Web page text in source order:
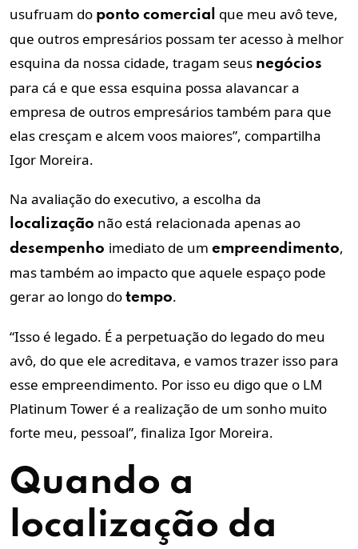
usufruam do ponto comercial
que meu avô teve,
que outros empresários possam ter acesso à melhor
esquina da nossa cidade, tragam seus negócios
para cá e que essa esquina possa alavancar a
empresa de outros empresários também para que
elas cresçam e alcem voos maiores”, compartilha
Igor Moreira.
Na avaliação do executivo, a escolha da
localização não está relacionada apenas ao
desempenho imediato de um empreendimento,
mas também ao impacto que aquele espaço pode
gerar ao longo do tempo.
“Isso é legado. É a perpetuação do legado do meu
avô, do que ele acreditava, e vamos trazer isso para
esse empreendimento. Por isso eu digo que o LM
Platinum Tower é a realização de um sonho muito
forte meu, pessoal”, finaliza Igor Moreira.
Quando a
localização da